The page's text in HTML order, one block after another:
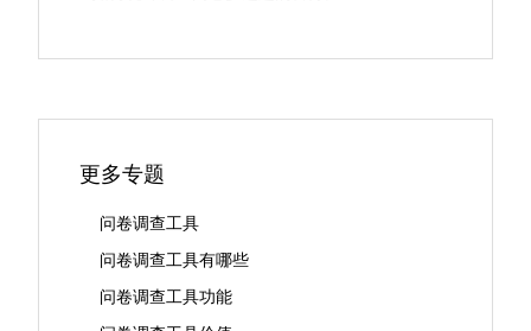
更多专题
问卷调查工具
问卷调查工具有哪些
问卷调查工具功能